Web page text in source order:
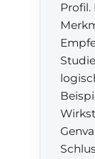
Profil.